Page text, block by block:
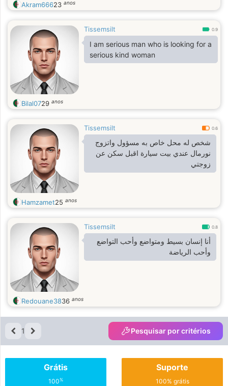
Akram66623 anos
Tissemsilt 0.9
I am serious man who is looking for a
serious kind woman
Bilal0729 anos
Tissemsilt 0.6
شخص له محل خاص به مسؤول واتزوج
نورمال عندي بيت سيارة اقبل سكن عن
زوجتي
Hamzamet25 anos
Tissemsilt 0.8
أنا إنسان بسيط ومتواضع وأحب التواضع
وأحب الرياضة
Redouane3836 anos
1 Pesquisar por critérios
Grátis
100%
Suporte
100% grátis